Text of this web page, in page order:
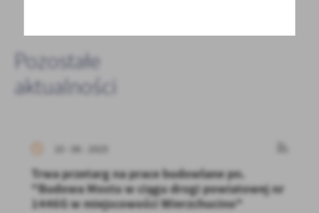
Pozostałe
aktualności
Trwa przetarg na prace budowlane pn.
"Budowa Mostu w ciągu drogi powiatowej nr
1446G w miejscowości Wierzchucino"